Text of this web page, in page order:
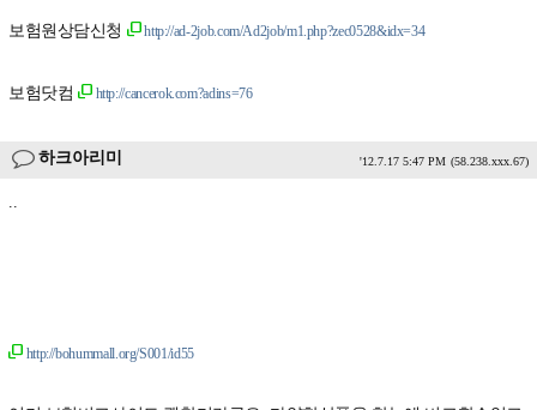
보험원상담신청 http://ad-2job.com/Ad2job/m1.php?zec0528&idx=34
보험닷컴 http://cancerok.com?adins=76
하크아리미 '12.7.17 5:47 PM (58.238.xxx.67)
..
http://bohummall.org/S001/id55